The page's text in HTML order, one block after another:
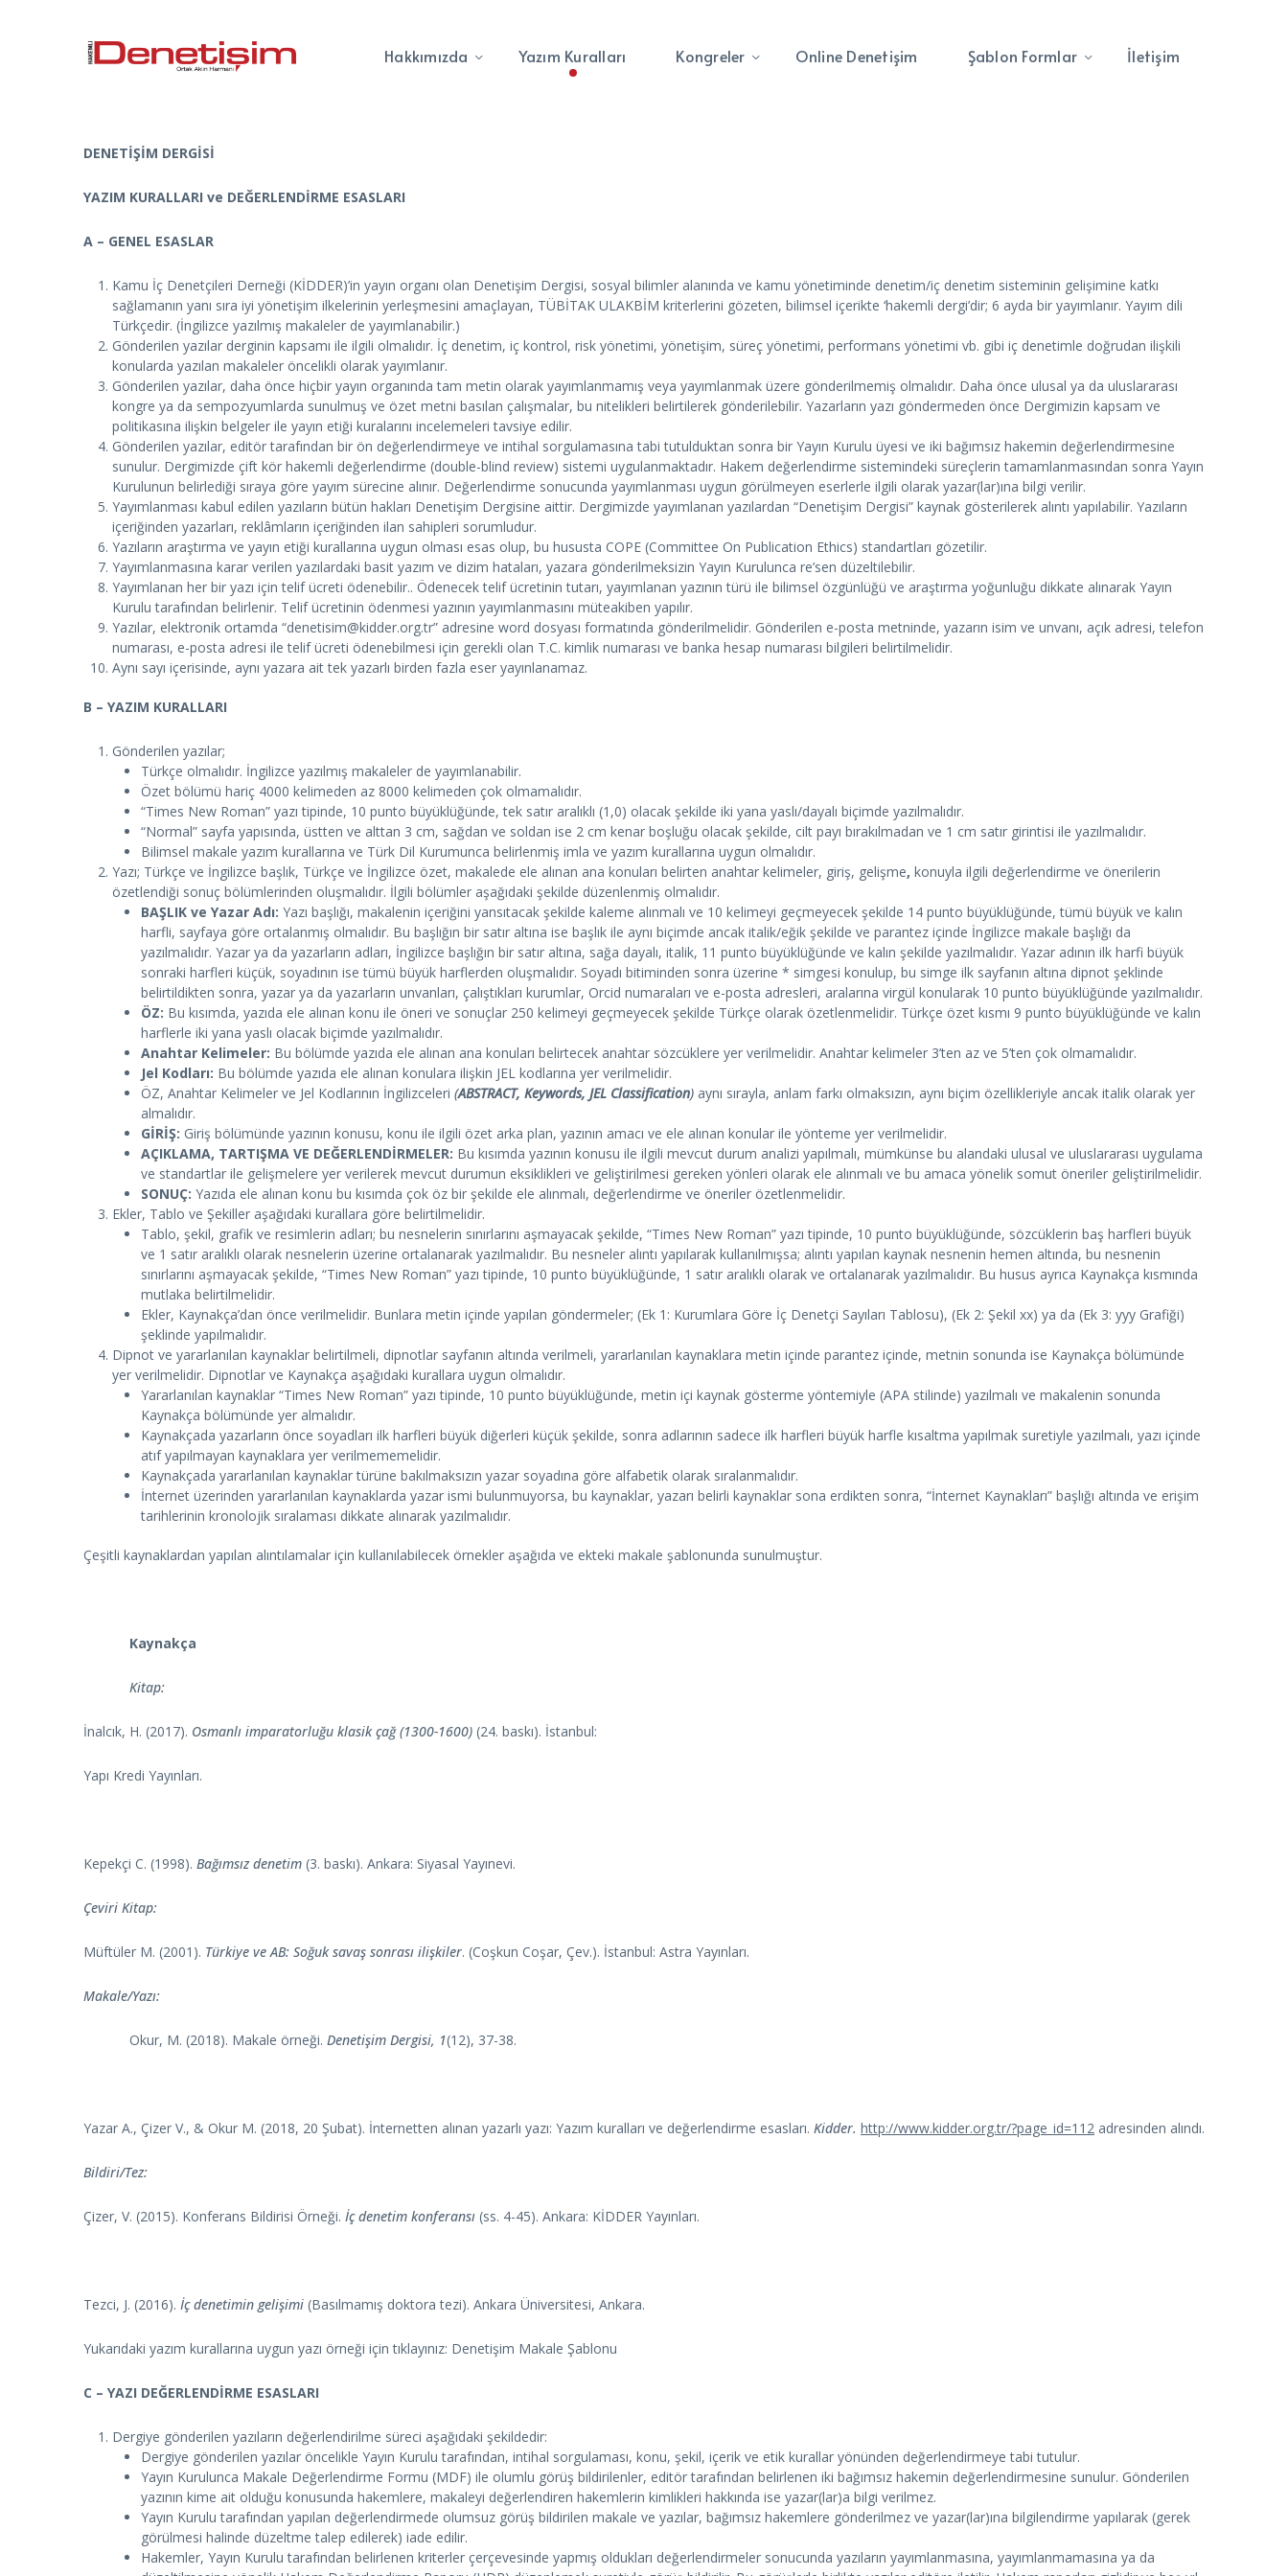
Hakkımızda Yazım Kuralları Kongreler Online Denetişim Şablon Formlar İletişim
DENETİŞİM DERGİSİ
YAZIM KURALLARI ve DEĞERLENDİRME ESASLARI
A – GENEL ESASLAR
Kamu İç Denetçileri Derneği (KİDDER)’in yayın organı olan Denetişim Dergisi, sosyal bilimler alanında ve kamu yönetiminde denetim/iç denetim sisteminin gelişimine katkı
sağlamanın yanı sıra iyi yönetişim ilkelerinin yerleşmesini amaçlayan, TÜBİTAK ULAKBİM kriterlerini gözeten, bilimsel içerikte ‘hakemli dergi’dir; 6 ayda bir yayımlanır. Yayım dili
Türkçedir. (İngilizce yazılmış makaleler de yayımlanabilir.)
Gönderilen yazılar derginin kapsamı ile ilgili olmalıdır. İç denetim, iç kontrol, risk yönetimi, yönetişim, süreç yönetimi, performans yönetimi vb. gibi iç denetimle doğrudan ilişkili
konularda yazılan makaleler öncelikli olarak yayımlanır.
Gönderilen yazılar, daha önce hiçbir yayın organında tam metin olarak yayımlanmamış veya yayımlanmak üzere gönderilmemiş olmalıdır. Daha önce ulusal ya da uluslararası
kongre ya da sempozyumlarda sunulmuş ve özet metni basılan çalışmalar, bu nitelikleri belirtilerek gönderilebilir. Yazarların yazı göndermeden önce Dergimizin kapsam ve
politikasına ilişkin belgeler ile yayın etiği kuralarını incelemeleri tavsiye edilir.
Gönderilen yazılar, editör tarafından bir ön değerlendirmeye ve intihal sorgulamasına tabi tutulduktan sonra bir Yayın Kurulu üyesi ve iki bağımsız hakemin değerlendirmesine
sunulur. Dergimizde çift kör hakemli değerlendirme (double-blind review) sistemi uygulanmaktadır. Hakem değerlendirme sistemindeki süreçlerin tamamlanmasından sonra Yayın
Kurulunun belirlediği sıraya göre yayım sürecine alınır. Değerlendirme sonucunda yayımlanması uygun görülmeyen eserlerle ilgili olarak yazar(lar)ına bilgi verilir.
Yayımlanması kabul edilen yazıların bütün hakları Denetişim Dergisine aittir. Dergimizde yayımlanan yazılardan “Denetişim Dergisi” kaynak gösterilerek alıntı yapılabilir. Yazıların
içeriğinden yazarları, reklâmların içeriğinden ilan sahipleri sorumludur.
Yazıların araştırma ve yayın etiği kurallarına uygun olması esas olup, bu hususta COPE (Committee On Publication Ethics) standartları gözetilir.
Yayımlanmasına karar verilen yazılardaki basit yazım ve dizim hataları, yazara gönderilmeksizin Yayın Kurulunca re’sen düzeltilebilir.
Yayımlanan her bir yazı için telif ücreti ödenebilir.. Ödenecek telif ücretinin tutarı, yayımlanan yazının türü ile bilimsel özgünlüğü ve araştırma yoğunluğu dikkate alınarak Yayın
Kurulu tarafından belirlenir. Telif ücretinin ödenmesi yazının yayımlanmasını müteakiben yapılır.
Yazılar, elektronik ortamda “denetisim@kidder.org.tr” adresine word dosyası formatında gönderilmelidir. Gönderilen e-posta metninde, yazarın isim ve unvanı, açık adresi, telefon
numarası, e-posta adresi ile telif ücreti ödenebilmesi için gerekli olan T.C. kimlik numarası ve banka hesap numarası bilgileri belirtilmelidir.
Aynı sayı içerisinde, aynı yazara ait tek yazarlı birden fazla eser yayınlanamaz.
B – YAZIM KURALLARI
Gönderilen yazılar;
Türkçe olmalıdır. İngilizce yazılmış makaleler de yayımlanabilir.
Özet bölümü hariç 4000 kelimeden az 8000 kelimeden çok olmamalıdır.
“Times New Roman” yazı tipinde, 10 punto büyüklüğünde, tek satır aralıklı (1,0) olacak şekilde iki yana yaslı/dayalı biçimde yazılmalıdır.
“Normal” sayfa yapısında, üstten ve alttan 3 cm, sağdan ve soldan ise 2 cm kenar boşluğu olacak şekilde, cilt payı bırakılmadan ve 1 cm satır girintisi ile yazılmalıdır.
Bilimsel makale yazım kurallarına ve Türk Dil Kurumunca belirlenmiş imla ve yazım kurallarına uygun olmalıdır.
Yazı; Türkçe ve İngilizce başlık, Türkçe ve İngilizce özet, makalede ele alınan ana konuları belirten anahtar kelimeler, giriş, gelişme, konuyla ilgili değerlendirme ve önerilerin
özetlendiği sonuç bölümlerinden oluşmalıdır. İlgili bölümler aşağıdaki şekilde düzenlenmiş olmalıdır.
BAŞLIK ve Yazar Adı: Yazı başlığı, makalenin içeriğini yansıtacak şekilde kaleme alınmalı ve 10 kelimeyi geçmeyecek şekilde 14 punto büyüklüğünde, tümü büyük ve kalın
harfli, sayfaya göre ortalanmış olmalıdır. Bu başlığın bir satır altına ise başlık ile aynı biçimde ancak italik/eğik şekilde ve parantez içinde İngilizce makale başlığı da
yazılmalıdır. Yazar ya da yazarların adları, İngilizce başlığın bir satır altına, sağa dayalı, italik, 11 punto büyüklüğünde ve kalın şekilde yazılmalıdır. Yazar adının ilk harfi büyük
sonraki harfleri küçük, soyadının ise tümü büyük harflerden oluşmalıdır. Soyadı bitiminden sonra üzerine * simgesi konulup, bu simge ilk sayfanın altına dipnot şeklinde
belirtildikten sonra, yazar ya da yazarların unvanları, çalıştıkları kurumlar, Orcid numaraları ve e-posta adresleri, aralarına virgül konularak 10 punto büyüklüğünde yazılmalıdır.
ÖZ: Bu kısımda, yazıda ele alınan konu ile öneri ve sonuçlar 250 kelimeyi geçmeyecek şekilde Türkçe olarak özetlenmelidir. Türkçe özet kısmı 9 punto büyüklüğünde ve kalın
harflerle iki yana yaslı olacak biçimde yazılmalıdır.
Anahtar Kelimeler: Bu bölümde yazıda ele alınan ana konuları belirtecek anahtar sözcüklere yer verilmelidir. Anahtar kelimeler 3’ten az ve 5’ten çok olmamalıdır.
Jel Kodları: Bu bölümde yazıda ele alınan konulara ilişkin JEL kodlarına yer verilmelidir.
ÖZ, Anahtar Kelimeler ve Jel Kodlarının İngilizceleri (ABSTRACT, Keywords, JEL Classification) aynı sırayla, anlam farkı olmaksızın, aynı biçim özellikleriyle ancak italik olarak yer
almalıdır.
GİRİŞ: Giriş bölümünde yazının konusu, konu ile ilgili özet arka plan, yazının amacı ve ele alınan konular ile yönteme yer verilmelidir.
AÇIKLAMA, TARTIŞMA VE DEĞERLENDİRMELER: Bu kısımda yazının konusu ile ilgili mevcut durum analizi yapılmalı, mümkünse bu alandaki ulusal ve uluslararası uygulama
ve standartlar ile gelişmelere yer verilerek mevcut durumun eksiklikleri ve geliştirilmesi gereken yönleri olarak ele alınmalı ve bu amaca yönelik somut öneriler geliştirilmelidir.
SONUÇ: Yazıda ele alınan konu bu kısımda çok öz bir şekilde ele alınmalı, değerlendirme ve öneriler özetlenmelidir.
Ekler, Tablo ve Şekiller aşağıdaki kurallara göre belirtilmelidir.
Tablo, şekil, grafik ve resimlerin adları; bu nesnelerin sınırlarını aşmayacak şekilde, “Times New Roman” yazı tipinde, 10 punto büyüklüğünde, sözcüklerin baş harfleri büyük
ve 1 satır aralıklı olarak nesnelerin üzerine ortalanarak yazılmalıdır. Bu nesneler alıntı yapılarak kullanılmışsa; alıntı yapılan kaynak nesnenin hemen altında, bu nesnenin
sınırlarını aşmayacak şekilde, “Times New Roman” yazı tipinde, 10 punto büyüklüğünde, 1 satır aralıklı olarak ve ortalanarak yazılmalıdır. Bu husus ayrıca Kaynakça kısmında
mutlaka belirtilmelidir.
Ekler, Kaynakça’dan önce verilmelidir. Bunlara metin içinde yapılan göndermeler; (Ek 1: Kurumlara Göre İç Denetçi Sayıları Tablosu), (Ek 2: Şekil xx) ya da (Ek 3: yyy Grafiği)
şeklinde yapılmalıdır.
Dipnot ve yararlanılan kaynaklar belirtilmeli, dipnotlar sayfanın altında verilmeli, yararlanılan kaynaklara metin içinde parantez içinde, metnin sonunda ise Kaynakça bölümünde
yer verilmelidir. Dipnotlar ve Kaynakça aşağıdaki kurallara uygun olmalıdır.
Yararlanılan kaynaklar “Times New Roman” yazı tipinde, 10 punto büyüklüğünde, metin içi kaynak gösterme yöntemiyle (APA stilinde) yazılmalı ve makalenin sonunda
Kaynakça bölümünde yer almalıdır.
Kaynakçada yazarların önce soyadları ilk harfleri büyük diğerleri küçük şekilde, sonra adlarının sadece ilk harfleri büyük harfle kısaltma yapılmak suretiyle yazılmalı, yazı içinde
atıf yapılmayan kaynaklara yer verilmememelidir.
Kaynakçada yararlanılan kaynaklar türüne bakılmaksızın yazar soyadına göre alfabetik olarak sıralanmalıdır.
İnternet üzerinden yararlanılan kaynaklarda yazar ismi bulunmuyorsa, bu kaynaklar, yazarı belirli kaynaklar sona erdikten sonra, “İnternet Kaynakları” başlığı altında ve erişim
tarihlerinin kronolojik sıralaması dikkate alınarak yazılmalıdır.
Çeşitli kaynaklardan yapılan alıntılamalar için kullanılabilecek örnekler aşağıda ve ekteki makale şablonunda sunulmuştur.
Kaynakça
Kitap:
İnalcık, H. (2017). Osmanlı imparatorluğu klasik çağ (1300-1600) (24. baskı). İstanbul:
Yapı Kredi Yayınları.
Kepekçi C. (1998). Bağımsız denetim (3. baskı). Ankara: Siyasal Yayınevi.
Çeviri Kitap:
Müftüler M. (2001). Türkiye ve AB: Soğuk savaş sonrası ilişkiler. (Coşkun Coşar, Çev.). İstanbul: Astra Yayınları.
Makale/Yazı:
Okur, M. (2018). Makale örneği. Denetişim Dergisi, 1(12), 37-38.
Yazar A., Çizer V., & Okur M. (2018, 20 Şubat). İnternetten alınan yazarlı yazı: Yazım kuralları ve değerlendirme esasları. Kidder. http://www.kidder.org.tr/?page_id=112 adresinden alındı.
Bildiri/Tez:
Çizer, V. (2015). Konferans Bildirisi Örneği. İç denetim konferansı (ss. 4-45). Ankara: KİDDER Yayınları.
Tezci, J. (2016). İç denetimin gelişimi (Basılmamış doktora tezi). Ankara Üniversitesi, Ankara.
Yukarıdaki yazım kurallarına uygun yazı örneği için tıklayınız: Denetişim Makale Şablonu
C – YAZI DEĞERLENDİRME ESASLARI
Dergiye gönderilen yazıların değerlendirilme süreci aşağıdaki şekildedir:
Dergiye gönderilen yazılar öncelikle Yayın Kurulu tarafından, intihal sorgulaması, konu, şekil, içerik ve etik kurallar yönünden değerlendirmeye tabi tutulur.
Yayın Kurulunca Makale Değerlendirme Formu (MDF) ile olumlu görüş bildirilenler, editör tarafından belirlenen iki bağımsız hakemin değerlendirmesine sunulur. Gönderilen
yazının kime ait olduğu konusunda hakemlere, makaleyi değerlendiren hakemlerin kimlikleri hakkında ise yazar(lar)a bilgi verilmez.
Yayın Kurulu tarafından yapılan değerlendirmede olumsuz görüş bildirilen makale ve yazılar, bağımsız hakemlere gönderilmez ve yazar(lar)ına bilgilendirme yapılarak (gerek
görülmesi halinde düzeltme talep edilerek) iade edilir.
Hakemler, Yayın Kurulu tarafından belirlenen kriterler çerçevesinde yapmış oldukları değerlendirmeler sonucunda yazıların yayımlanmasına, yayımlanmamasına ya da